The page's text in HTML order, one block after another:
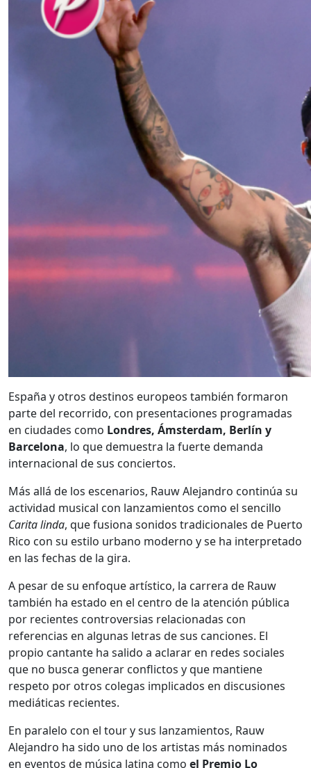
España y otros destinos europeos también formaron
parte del recorrido, con presentaciones programadas
en ciudades como Londres, Ámsterdam, Berlín y
Barcelona, lo que demuestra la fuerte demanda
internacional de sus conciertos.
Más allá de los escenarios, Rauw Alejandro continúa su
actividad musical con lanzamientos como el sencillo
Carita linda, que fusiona sonidos tradicionales de Puerto
Rico con su estilo urbano moderno y se ha interpretado
en las fechas de la gira.
A pesar de su enfoque artístico, la carrera de Rauw
también ha estado en el centro de la atención pública
por recientes controversias relacionadas con
referencias en algunas letras de sus canciones. El
propio cantante ha salido a aclarar en redes sociales
que no busca generar conflictos y que mantiene
respeto por otros colegas implicados en discusiones
mediáticas recientes.
En paralelo con el tour y sus lanzamientos, Rauw
Alejandro ha sido uno de los artistas más nominados
en eventos de música latina como el Premio Lo